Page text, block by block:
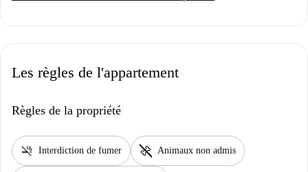
Les règles de l'appartement
Règles de la propriété
smoke_free Interdiction de fumer pet_supplies Animaux non admis